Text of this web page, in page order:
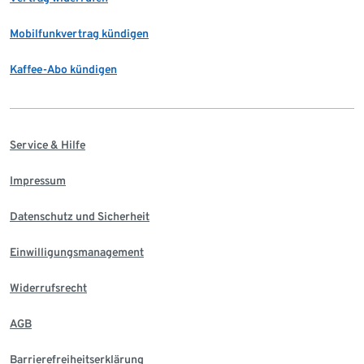
Mobilfunkvertrag kündigen
Kaffee-Abo kündigen
Service & Hilfe
Impressum
Datenschutz und Sicherheit
Einwilligungsmanagement
Widerrufsrecht
AGB
Barrierefreiheitserklärung